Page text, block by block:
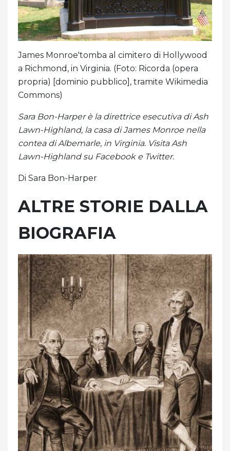
James Monroe'tomba al cimitero di Hollywood
a Richmond, in Virginia. (Foto: Ricorda (opera
propria) [dominio pubblico], tramite Wikimedia
Commons)
Sara Bon-Harper è la direttrice esecutiva di Ash
Lawn-Highland, la casa di James Monroe nella
contea di Albemarle, in Virginia. Visita Ash
Lawn-Highland su Facebook e Twitter.
Di Sara Bon-Harper
ALTRE STORIE DALLA
BIOGRAFIA